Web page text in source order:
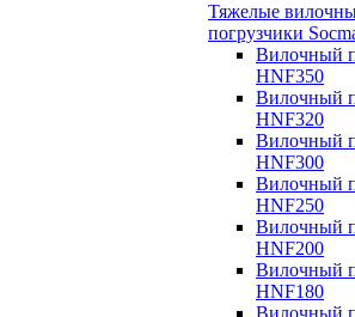
Тяжелые
погрузчики
Вилочный
HNF350
Вилочный
HNF320
Вилочный
HNF300
Вилочный
HNF250
Вилочный
HNF200
Вилочный
HNF180
Вилочный